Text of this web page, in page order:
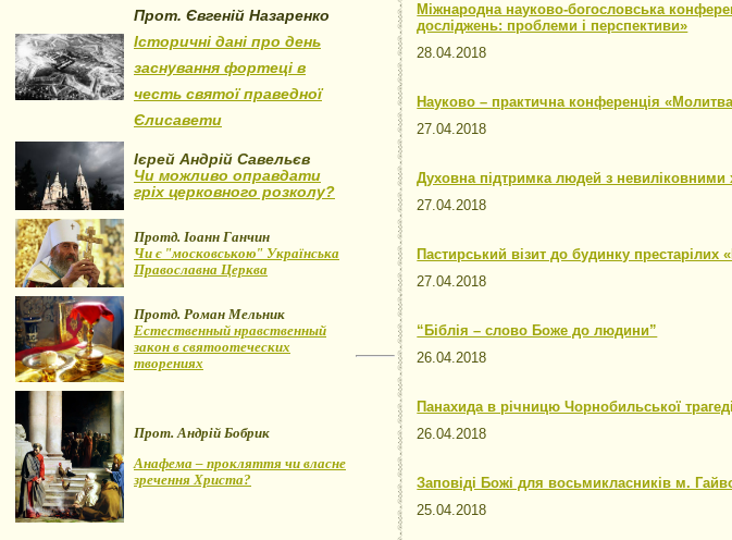
Прот. Євгеній Назаренко
Історичні дані про день
заснування фортеці в
честь святої праведної
Єлисавети
Ієрей Андрій Савельєв
Чи можливо оправдати
гріх церковного розколу?
Протд. Іоанн Ганчин
Чи є "московською" Українська
Православна Церква
Протд. Роман Мельник
Естественный нравственный
закон в святоотеческих
творениях
Прот. Андрій Бобрик
Анафема – прокляття чи власне
зречення Христа?
Міжнародна науково-богословська
досліджень: проблеми і перспективи»
28.04.2018
Науково – практична конференція
27.04.2018
Духовна підтримка людей з невиліковними
27.04.2018
Пастирський візит до будинку
27.04.2018
“Біблія – слово Боже до людини”
26.04.2018
Панахида в річницю Чорнобильської
26.04.2018
Заповіді Божі для восьмикласників м.
25.04.2018